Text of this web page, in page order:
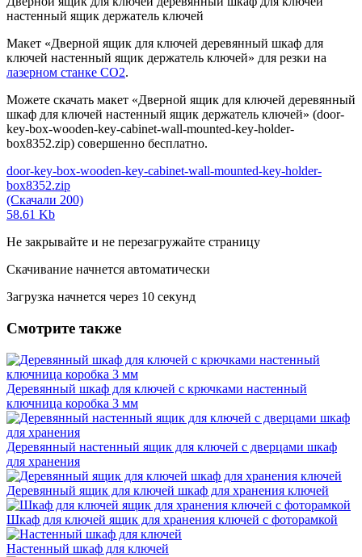
настенный ящик держатель ключей
Макет «Дверной ящик для ключей деревянный шкаф для
ключей настенный ящик держатель ключей» для резки на
лазерном станке СО2.
Можете скачать макет «Дверной ящик для ключей деревянный
шкаф для ключей настенный ящик держатель ключей» (door-
key-box-wooden-key-cabinet-wall-mounted-key-holder-
box8352.zip) совершенно бесплатно.
door-key-box-wooden-key-cabinet-wall-mounted-key-holder-
box8352.zip
(Скачали 200)
58.61 Kb
Не закрывайте и не перезагружайте страницу
Скачивание начнется автоматически
Загрузка начнется через 10 секунд
Смотрите также
Деревянный шкаф для ключей с крючками настенный
ключница коробка 3 мм
Деревянный настенный ящик для ключей с дверцами шкаф
для хранения
Деревянный ящик для ключей шкаф для хранения ключей
Шкаф для ключей ящик для хранения ключей с фоторамкой
Настенный шкаф для ключей